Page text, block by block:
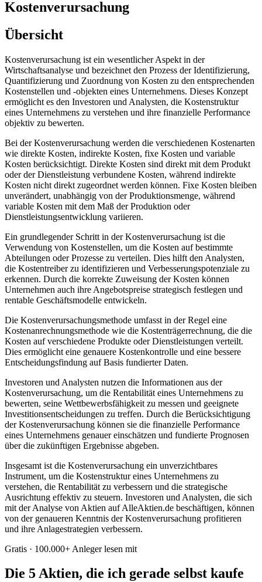
Kostenverursachung
Übersicht
Kostenverursachung ist ein wesentlicher Aspekt in der
Wirtschaftsanalyse und bezeichnet den Prozess der Identifizierung,
Quantifizierung und Zuordnung von Kosten zu den entsprechenden
Kostenstellen und -objekten eines Unternehmens. Dieses Konzept
ermöglicht es den Investoren und Analysten, die Kostenstruktur
eines Unternehmens zu verstehen und ihre finanzielle Performance
objektiv zu bewerten.
Bei der Kostenverursachung werden die verschiedenen Kostenarten
wie direkte Kosten, indirekte Kosten, fixe Kosten und variable
Kosten berücksichtigt. Direkte Kosten sind direkt mit dem Produkt
oder der Dienstleistung verbundene Kosten, während indirekte
Kosten nicht direkt zugeordnet werden können. Fixe Kosten bleiben
unverändert, unabhängig von der Produktionsmenge, während
variable Kosten mit dem Maß der Produktion oder
Dienstleistungsentwicklung variieren.
Ein grundlegender Schritt in der Kostenverursachung ist die
Verwendung von Kostenstellen, um die Kosten auf bestimmte
Abteilungen oder Prozesse zu verteilen. Dies hilft den Analysten,
die Kostentreiber zu identifizieren und Verbesserungspotenziale zu
erkennen. Durch die korrekte Zuweisung der Kosten können
Unternehmen auch ihre Angebotspreise strategisch festlegen und
rentable Geschäftsmodelle entwickeln.
Die Kostenverursachungsmethode umfasst in der Regel eine
Kostenanrechnungsmethode wie die Kostenträgerrechnung, die die
Kosten auf verschiedene Produkte oder Dienstleistungen verteilt.
Dies ermöglicht eine genauere Kostenkontrolle und eine bessere
Entscheidungsfindung auf Basis fundierter Daten.
Investoren und Analysten nutzen die Informationen aus der
Kostenverursachung, um die Rentabilität eines Unternehmens zu
bewerten, seine Wettbewerbsfähigkeit zu messen und geeignete
Investitionsentscheidungen zu treffen. Durch die Berücksichtigung
der Kostenverursachung können sie die finanzielle Performance
eines Unternehmens genauer einschätzen und fundierte Prognosen
über die zukünftigen Ergebnisse abgeben.
Insgesamt ist die Kostenverursachung ein unverzichtbares
Instrument, um die Kostenstruktur eines Unternehmens zu
verstehen, die Rentabilität zu verbessern und die strategische
Ausrichtung effektiv zu steuern. Investoren und Analysten, die sich
mit der Analyse von Aktien auf AlleAktien.de beschäftigen, können
von der genaueren Kenntnis der Kostenverursachung profitieren
und ihre Anlagestrategien verbessern.
Gratis · 100.000+ Anleger lesen mit
Die 5 Aktien, die ich gerade selbst kaufe